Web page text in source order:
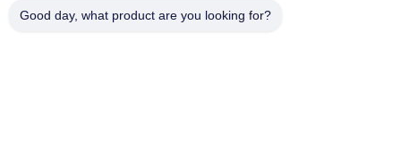
Good day, what product are you looking for?